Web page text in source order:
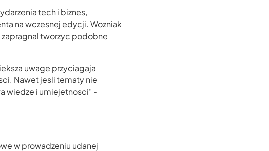
tech i biznes,
na wczesnej edycji. Wozniak
tworzyc podobne
uwage przyciagaja
Nawet jesli tematy nie
wiedze i umiejetnosci" -
w prowadzeniu udanej